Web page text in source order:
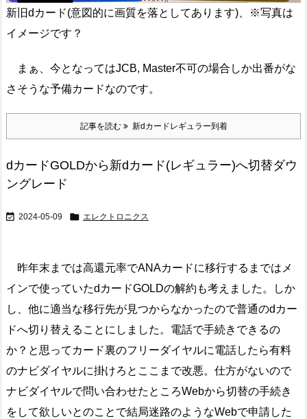
新旧dカード(意図的に画質を落としてあります)、※写真は
イメージです？
まぁ、今となってはJCB, Master不可の場合しか出番がな
さそうな予備カードなのです。
記事を読む 新dカードレギュラー到着
dカードGOLDから新dカード(レギュラー)へ切替ダウ
ングレード
 2024-05-09  エレクトロニクス
昨年末までは高還元率でANAカードに移行するまではメ
インで使っていたdカードGOLDの解約も考えました。しか
し、他に適当な移行先が見つからなかったので普通のdカー
ドへ切り替えることにしました。電話で手続きできるの
か？と思ってカード裏のフリーダイヤルに電話したら有料
のナビダイヤルに掛けろとここまで改悪。仕方がないので
ナビダイヤルで問い合わせたところWebから切替の手続き
をして欲しいとのことで結局迷路のようなWebで申請した